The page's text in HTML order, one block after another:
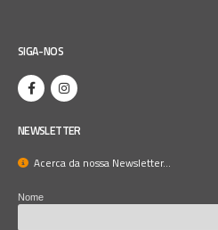
SIGA-NOS
NEWSLETTER
Acerca da nossa Newsletter...
Nome